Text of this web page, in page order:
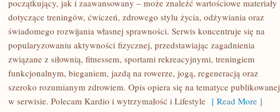
MOTYWACJA
PSYCHOLOGIA
SPORTU
początkujący, jak i zaawansowany – może znaleźć wartościowe materiały
dotyczące treningów, ćwiczeń, zdrowego stylu życia, odżywiania oraz
świadomego rozwijania własnej sprawności. Serwis koncentruje się na
popularyzowaniu aktywności fizycznej, przedstawiając zagadnienia
związane z siłownią, fitnessem, sportami rekreacyjnymi, treningiem
funkcjonalnym, bieganiem, jazdą na rowerze, jogą, regeneracją oraz
szeroko rozumianym zdrowiem. Opis opiera się na tematyce publikowanej
w serwisie. Polecam Kardio i wytrzymałość i Lifestyle [ Read More ]